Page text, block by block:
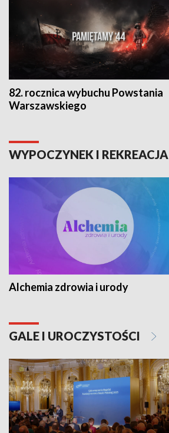
82. rocznica wybuchu Powstania
Warszawskiego
WYPOCZYNEK I REKREACJA
Alchemia zdrowia i urody
GALE I UROCZYSTOŚCI